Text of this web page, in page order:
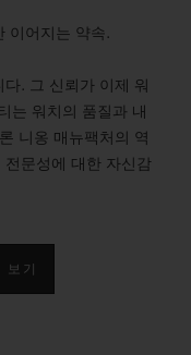
이어지는 약속.
. 그 신뢰가 이제 워
는 워치의 품질과 내
니옹 매뉴팩처의 역
전문성에 대한 자신감
기